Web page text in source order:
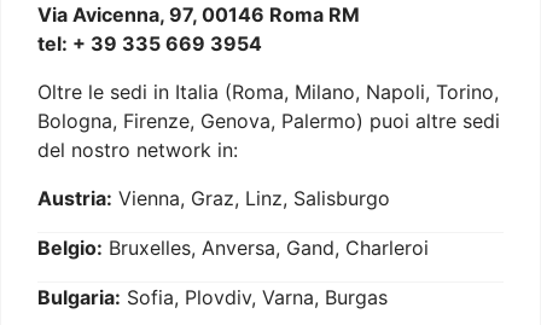
Via Avicenna, 97, 00146 Roma RM
tel: + 39 335 669 3954
Oltre le sedi in Italia (Roma, Milano, Napoli, Torino,
Bologna, Firenze, Genova, Palermo) puoi altre sedi
del nostro network in:
Austria: Vienna, Graz, Linz, Salisburgo
Belgio: Bruxelles, Anversa, Gand, Charleroi
Bulgaria: Sofia, Plovdiv, Varna, Burgas